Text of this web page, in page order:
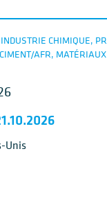
CHIMIQUE,
AFR,
Unis